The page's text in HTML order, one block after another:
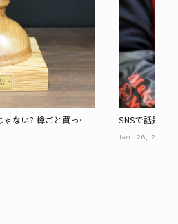
ない? 樽ごと買って
SNSで話題の
カーズマーク
Jan. 26, 2026